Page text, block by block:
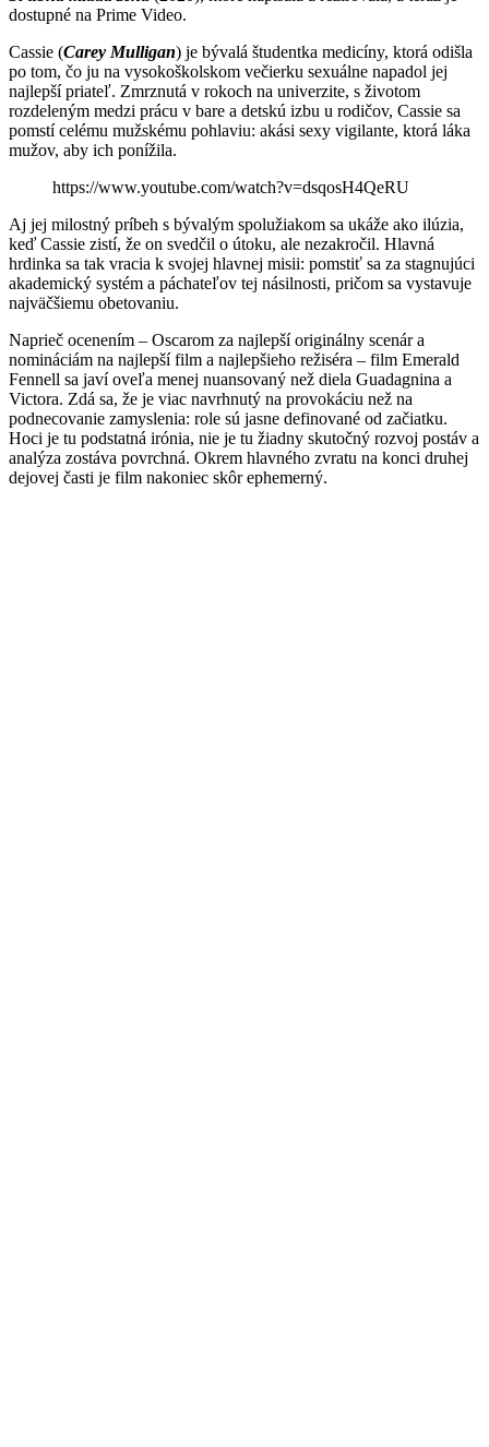
dostupné na Prime Video.
Cassie (Carey Mulligan) je bývalá študentka medicíny, ktorá odišla
po tom, čo ju na vysokoškolskom večierku sexuálne napadol jej
najlepší priateľ. Zmrznutá v rokoch na univerzite, s životom
rozdeleným medzi prácu v bare a detskú izbu u rodičov, Cassie sa
pomstí celému mužskému pohlaviu: akási sexy vigilante, ktorá láka
mužov, aby ich ponížila.
https://www.youtube.com/watch?v=dsqosH4QeRU
Aj jej milostný príbeh s bývalým spolužiakom sa ukáže ako ilúzia,
keď Cassie zistí, že on svedčil o útoku, ale nezakročil. Hlavná
hrdinka sa tak vracia k svojej hlavnej misii: pomstiť sa za stagnujúci
akademický systém a páchateľov tej násilnosti, pričom sa vystavuje
najväčšiemu obetovaniu.
Naprieč ocenením – Oscarom za najlepší originálny scenár a
nomináciám na najlepší film a najlepšieho režiséra – film Emerald
Fennell sa javí oveľa menej nuansovaný než diela Guadagnina a
Victora. Zdá sa, že je viac navrhnutý na provokáciu než na
podnecovanie zamyslenia: role sú jasne definované od začiatku.
Hoci je tu podstatná irónia, nie je tu žiadny skutočný rozvoj postáv a
analýza zostáva povrchná. Okrem hlavného zvratu na konci druhej
dejovej časti je film nakoniec skôr ephemerný.